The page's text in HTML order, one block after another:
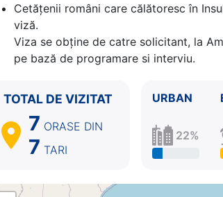
8.
San Juan Puerto Rico 07:00 - ⚓
Cetăţenii români care călătoresc în
viză.
Viza se obține de catre solicitant, la
pe bază de programare si interviu.
TOTAL DE VIZITAT
7 ORASE DIN
7 TARI
URBAN
22%